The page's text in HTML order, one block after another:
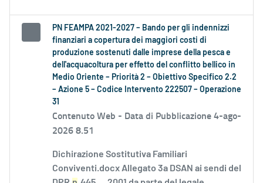
PN FEAMPA 2021-2027 – Bando per gli indennizzi
finanziari a copertura dei maggiori costi di
produzione sostenuti dalle imprese della pesca e
dell'acquacoltura per effetto del conflitto bellico in
Medio Oriente – Priorità 2 – Obiettivo Specifico 2.2
– Azione 5 – Codice Intervento 222507 – Operazione
31
Contenuto Web - Data di Pubblicazione 4-ago-
2026 8.51
Dichirazione Sostitutiva Familiari
Conviventi.docx Allegato 3a DSAN ai sendi del